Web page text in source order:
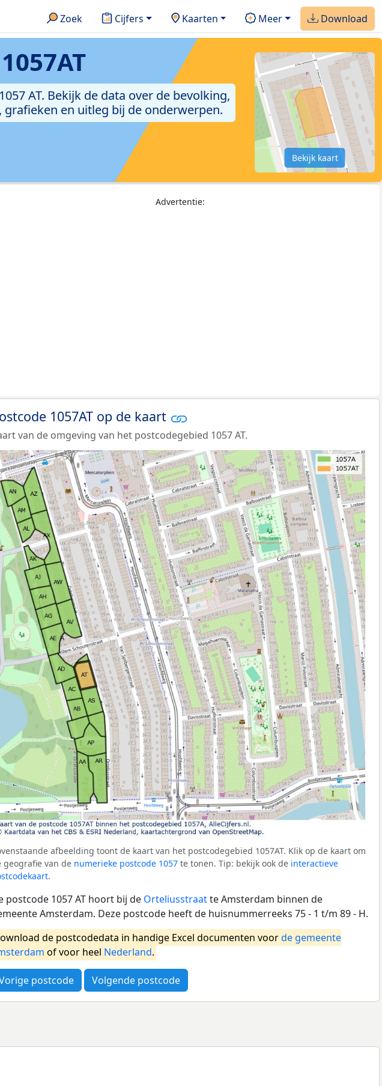
Zoek Cijfers Kaarten Meer Download
AT. Bekijk de data over de bevolking,
en uitleg bij de onderwerpen.
Bekijk kaart
Advertentie:
1057AT op de kaart
van de omgeving van het postcodegebied 1057 AT.
afbeelding toont de kaart van het postcodegebied 1057AT. Klik op de kaart om
geografie van de numerieke postcode 1057 te tonen. Tip: bekijk ook de interactieve
.
postcode 1057 AT hoort bij de Orteliusstraatte Amsterdam binnen de
Amsterdam. Deze postcode heeft de huisnummerreeks 75 - 1 t/m 89 - H.
de postcodedata in handige Excel documenten voorde gemeente
of voor heel Nederland.
postcode Volgende postcode